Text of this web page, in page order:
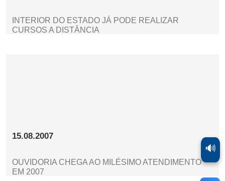
INTERIOR DO ESTADO JÁ PODE REALIZAR
CURSOS A DISTÂNCIA
15.08.2007
OUVIDORIA CHEGA AO MILÉSIMO ATENDIMENTO
EM 2007
🔊